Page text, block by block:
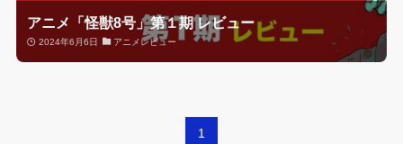
アニメ「怪獣8号」第１期 レビュー
2024年6月6日 アニメレビュー
1